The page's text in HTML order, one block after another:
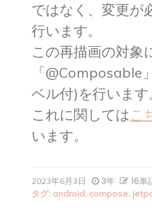
ではなく、変更が
行います。
この再描画の対象
「@Composable
ベル付)を行います
これに関してはこ
います。
2023年6月3日 3年 16単
タグ: android, compose,